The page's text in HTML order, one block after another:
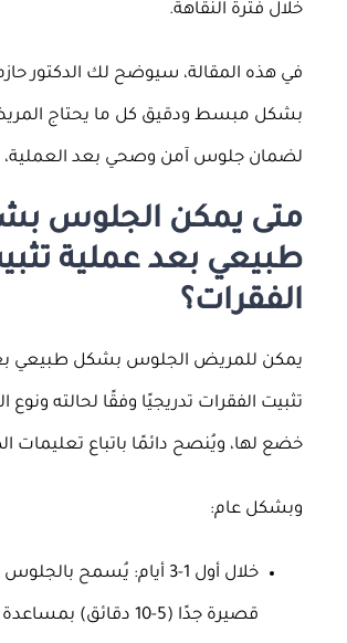
خلال فترة النقاهة.
في هذه المقالة، سيوضح لك الدكتور
بشكل مبسط ودقيق كل ما يحتاج
لضمان جلوس آمن وصحي بعد العملية،
متى يمكن الجلوس
طبيعي بعد عملية
الفقرات؟
يمكن للمريض الجلوس بشكل طبيعي
تثبيت الفقرات تدريجيًا وفقًا لحالته ونوع
خضع لها، ويُنصح دائمًا باتباع تعليمات
وبشكل عام:
خلال أول 1-3 أيام: يُسمح
قصيرة جدًا (5-10 دقائق)